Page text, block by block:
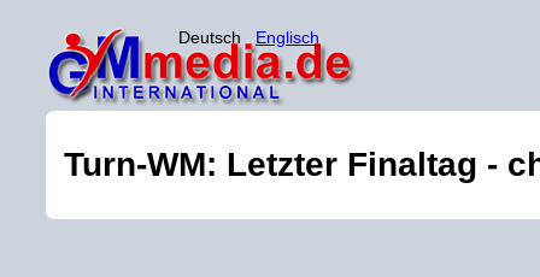
Deutsch Englisch
Turn-WM: Letzter Finaltag -